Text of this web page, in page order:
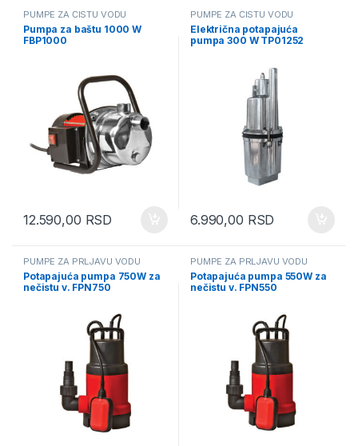
PUMPE ZA ČISTU VODU
Pumpa za baštu 1000 W
FBP1000
12.590,00 RSD
PUMPE ZA ČISTU VODU
Električna potapajuća
pumpa 300 W TP01252
6.990,00 RSD
PUMPE ZA PRLJAVU VODU
Potapajuća pumpa 750W za
nečistu v. FPN750
PUMPE ZA PRLJAVU VODU
Potapajuća pumpa 550W za
nečistu v. FPN550